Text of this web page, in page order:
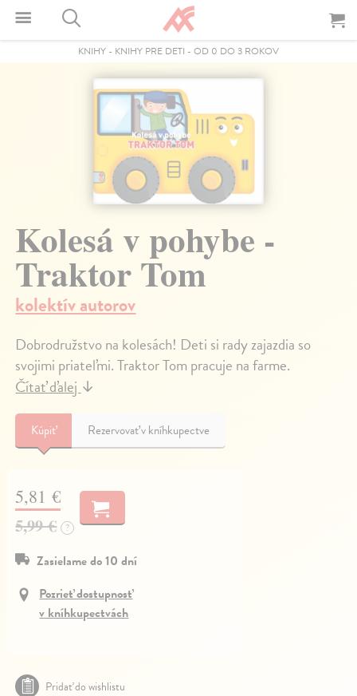
KNIHY - KNIHY PRE DETI - OD 0 DO 3 ROKOV
Kolesá v pohybe -
Traktor Tom
kolektív autorov
Dobrodružstvo na kolesách! Deti si rady zajazdia so
svojimi priateľmi. Traktor Tom pracuje na farme.
Čítať ďalej↓
Kúpiť Rezervovať v kníhkupectve
5,81 €
5,99 € ?
Zasielame do 10 dní
Pozrieť dostupnosť
v kníhkupectvách
Pridať do wishlistu